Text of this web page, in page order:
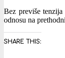
Bez previše
odnosu na
SHARE THIS: